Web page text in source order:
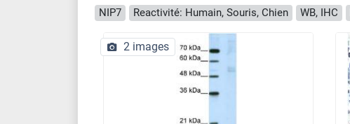
NIP7 Reactivité: Humain, Souris, Chien WB, IHC
2 images